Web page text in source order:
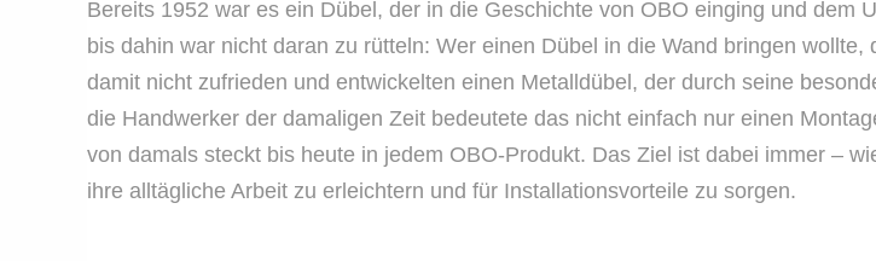
Bereits 1952 war es ein Dübel, der in die Geschichte von OBO einging und dem
bis dahin war nicht daran zu rütteln: Wer einen Dübel in die Wand bringen
damit nicht zufrieden und entwickelten einen Metalldübel, der durch seine
die Handwerker der damaligen Zeit bedeutete das nicht einfach nur einen
von damals steckt bis heute in jedem OBO-Produkt. Das Ziel ist dabei immer –
ihre alltägliche Arbeit zu erleichtern und für Installationsvorteile zu sorgen.